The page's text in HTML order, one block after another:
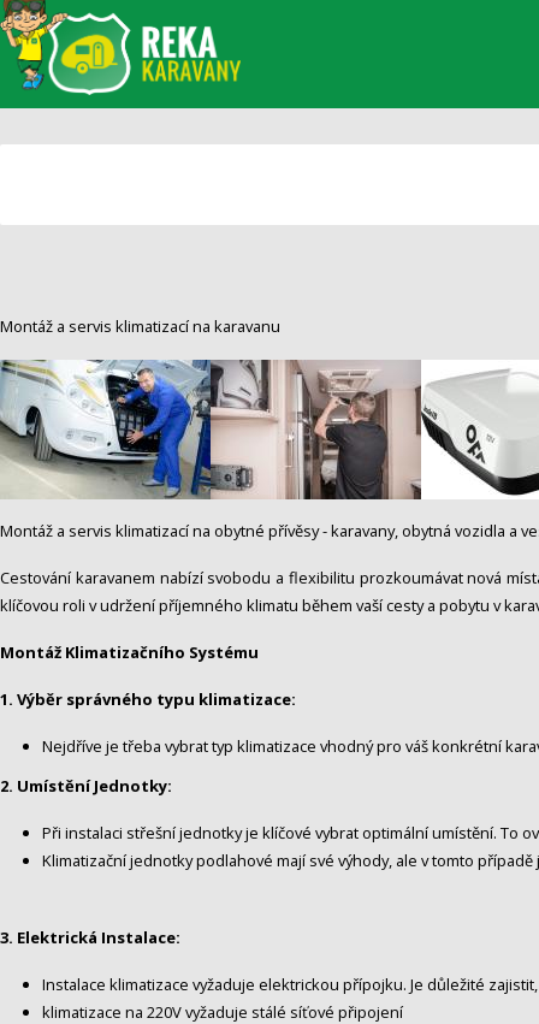
Montáž a servis klimatizací na karavanu
Montáž a servis klimatizací na obytné přívěsy - karavany, obytná vozidla a
Cestování karavanem nabízí svobodu a flexibilitu prozkoumávat nová
klíčovou roli v udržení příjemného klimatu během vaší cesty a pobytu v
Montáž Klimatizačního Systému
1. Výběr správného typu klimatizace:
Nejdříve je třeba vybrat typ klimatizace vhodný pro váš konkrétní
2. Umístění Jednotky:
Při instalaci střešní jednotky je klíčové vybrat optimální umístění. To
Klimatizační jednotky podlahové mají své výhody, ale v tomto
3. Elektrická Instalace:
Instalace klimatizace vyžaduje elektrickou přípojku. Je důležité
klimatizace na 220V vyžaduje stálé síťové připojení